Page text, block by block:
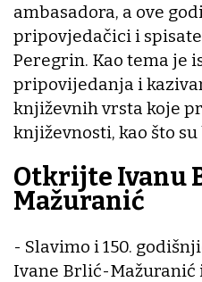
ambasadora, a ove
pripovjedačici i
Peregrin. Kao tema je
pripovijedanja i
književnih vrsta koje
književnosti, kao što
Otkrijte Ivanu
Mažuranić
- Slavimo i 150.
Ivane Brlić-Mažuranić